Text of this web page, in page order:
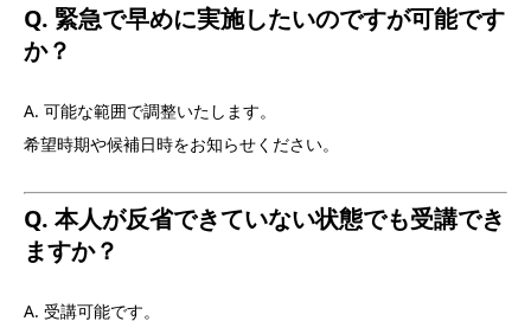
Q. 緊急で早めに実施したいのですが可能です
か？
A. 可能な範囲で調整いたします。
希望時期や候補日時をお知らせください。
Q. 本人が反省できていない状態でも受講でき
ますか？
A. 受講可能です。